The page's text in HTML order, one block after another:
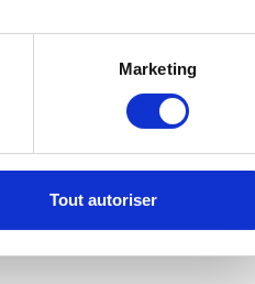
à plusieurs mètres près
d'autres informations que
Marketing
Tout autoriser